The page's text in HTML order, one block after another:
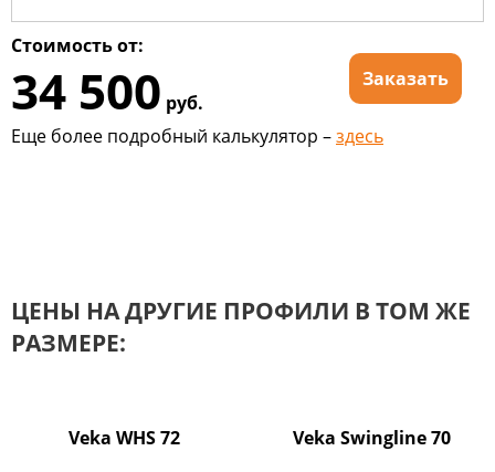
Стоимость от:
34 500 руб.
Заказать
Еще более подробный калькулятор –здесь
ЦЕНЫ НА ДРУГИЕ ПРОФИЛИ В ТОМ ЖЕ
РАЗМЕРЕ:
Veka WHS 72 Veka Swingline 70